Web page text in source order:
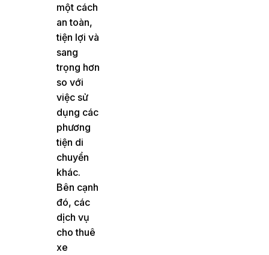
một cách
an toàn,
tiện lợi và
sang
trọng hơn
so với
việc sử
dụng các
phương
tiện di
chuyển
khác.
Bên cạnh
đó, các
dịch vụ
cho thuê
xe